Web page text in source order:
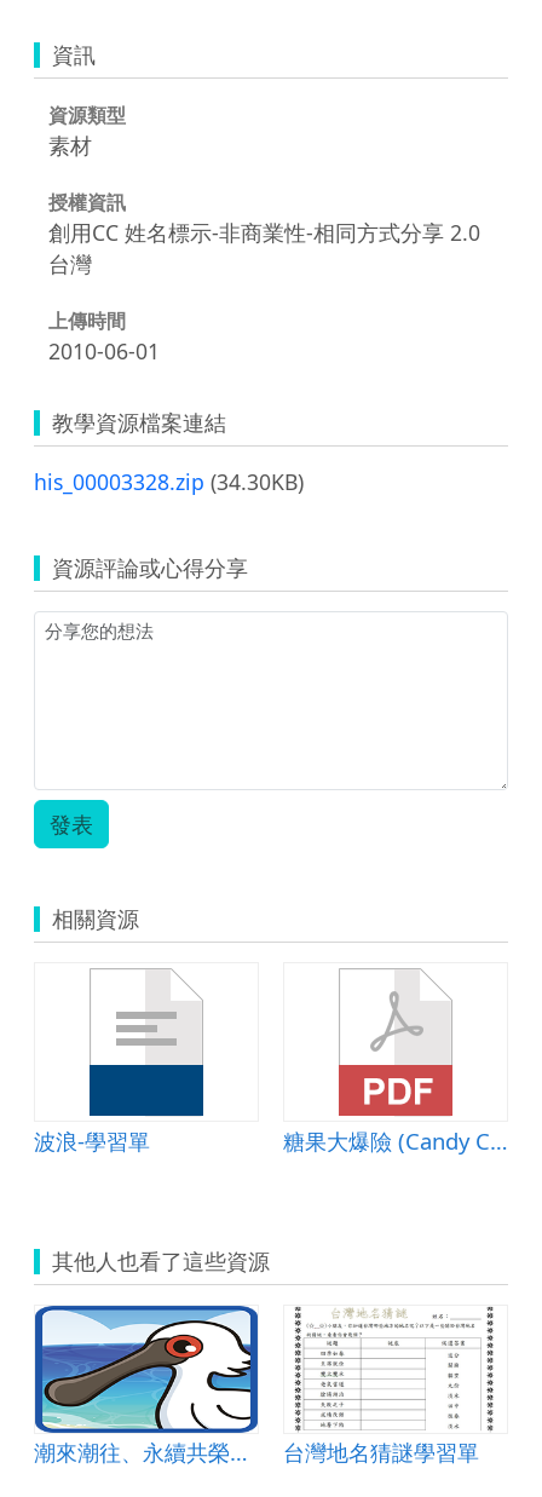
資訊
資源類型
素材
授權資訊
創用CC 姓名標示-非商業性-相同方式分享 2.0
台灣
上傳時間
2010-06-01
教學資源檔案連結
his_00003328.zip (34.30KB)
資源評論或心得分享
發表
相關資源
波浪-學習單 糖果大爆險 (Candy Crush Saga)
其他人也看了這些資源
潮來潮往、永續共榮：海洋生物教育 台灣地名猜謎學習單